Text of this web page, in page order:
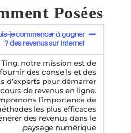
Posées
je commencer à gagner
des revenus sur Internet ?
notre mission est de
des conseils et des
d’experts pour démarrer
de revenus en ligne.
l’importance de
les plus efficaces
des revenus dans le
paysage numérique.